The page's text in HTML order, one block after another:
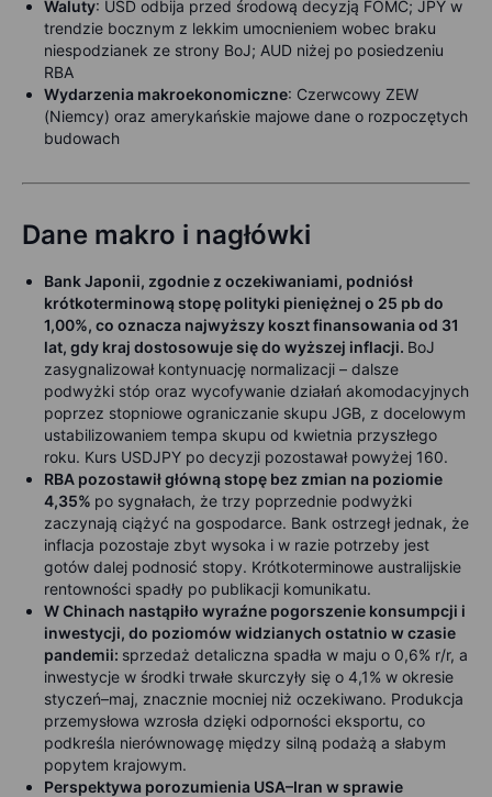
Waluty: USD odbija przed środową decyzją FOMC; JPY w
trendzie bocznym z lekkim umocnieniem wobec braku
niespodzianek ze strony BoJ; AUD niżej po posiedzeniu
RBA
Wydarzenia makroekonomiczne: Czerwcowy ZEW
(Niemcy) oraz amerykańskie majowe dane o rozpoczętych
budowach
Dane makro i nagłówki
Bank Japonii, zgodnie z oczekiwaniami, podniósł
krótkoterminową stopę polityki pieniężnej o 25 pb do
1,00%, co oznacza najwyższy koszt finansowania od 31
lat, gdy kraj dostosowuje się do wyższej inflacji. BoJ
zasygnalizował kontynuację normalizacji – dalsze
podwyżki stóp oraz wycofywanie działań akomodacyjnych
poprzez stopniowe ograniczanie skupu JGB, z docelowym
ustabilizowaniem tempa skupu od kwietnia przyszłego
roku. Kurs USDJPY po decyzji pozostawał powyżej 160.
RBA pozostawił główną stopę bez zmian na poziomie
4,35% po sygnałach, że trzy poprzednie podwyżki
zaczynają ciążyć na gospodarce. Bank ostrzegł jednak, że
inflacja pozostaje zbyt wysoka i w razie potrzeby jest
gotów dalej podnosić stopy. Krótkoterminowe australijskie
rentowności spadły po publikacji komunikatu.
W Chinach nastąpiło wyraźne pogorszenie konsumpcji i
inwestycji, do poziomów widzianych ostatnio w czasie
pandemii: sprzedaż detaliczna spadła w maju o 0,6% r/r, a
inwestycje w środki trwałe skurczyły się o 4,1% w okresie
styczeń–maj, znacznie mocniej niż oczekiwano. Produkcja
przemysłowa wzrosła dzięki odporności eksportu, co
podkreśla nierównowagę między silną podażą a słabym
popytem krajowym.
Perspektywa porozumienia USA–Iran w sprawie